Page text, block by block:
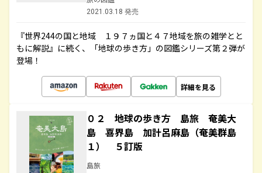
2021.03.18 発売
『世界244の国と地域 １９７ヵ国と４７地域を旅の雑学とと
もに解説』に続く、「地球の歩き方」の図鑑シリーズ第２弾が
登場！
詳細を見る
０２ 地球の歩き方 島旅 奄美大
島 喜界島 加計呂麻島（奄美群島
１） ５訂版
島旅